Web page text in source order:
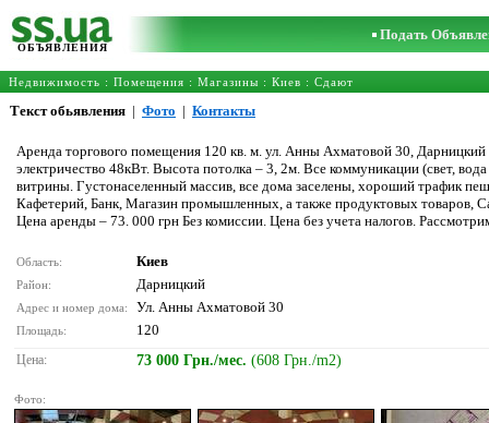
ОБЪЯВЛЕНИЯ
Подать
Недвижимость : Помещения : Магазины : Киев : Сдают
Текст обьявления | Фото | Контакты
Аренда торгового помещения 120 кв. м. ул. Анны Ахматовой 30,
электричество 48кВт. Высота потолка – 3, 2м. Все коммуникации (свет,
витрины. Густонаселенный массив, все дома заселены, хороший трафик
Кафетерий, Банк, Магазин промышленных, а также продуктовых товаров,
Цена аренды – 73. 000 грн Без комиссии. Цена без учета налогов.
Область: Киев
Район: Дарницкий
Адрес и номер дома: Ул. Анны Ахматовой 30
Площадь: 120
Цена: 73 000 Грн./мес. (608 Грн./m2)
Фото: